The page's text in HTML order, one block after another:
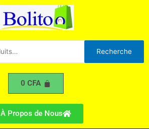
Recherche
0CFA
À Propos de Nous